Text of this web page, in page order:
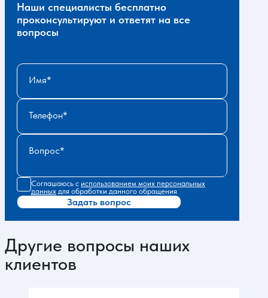
Наши специалисты бесплатно
проконсультируют и ответят на все
вопросы
Имя
Телефон
Вопрос
Соглашаюсь с использованием моих персональных
данных для обработки данного обращения
Задать вопрос
Другие вопросы наших
клиентов